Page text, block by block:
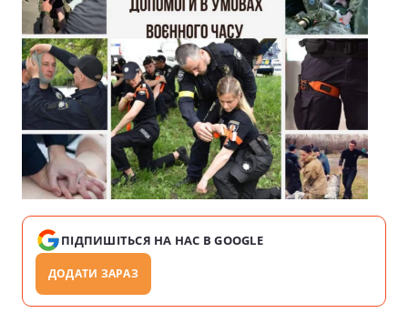
ПІДПИШІТЬСЯ НА НАС В GOOGLE
ДОДАТИ ЗАРАЗ